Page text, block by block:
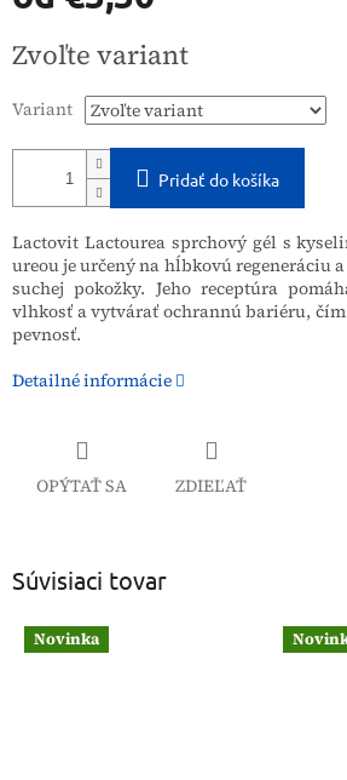
cena:
Zvoľte variant
Variant
Pridať do košíka
Lactovit Lactourea sprchový gél s
ureou je určený na hĺbkovú regeneráciu
suchej pokožky. Jeho receptúra
vlhkosť a vytvárať ochrannú bariéru,
pevnosť.
Detailné informácie
OPÝTAŤ SA ZDIEĽAŤ
Súvisiaci tovar
Novinka